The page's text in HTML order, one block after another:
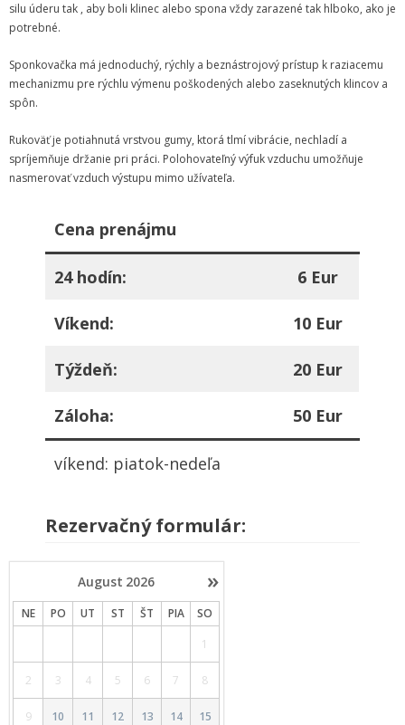
silu úderu tak , aby boli klinec alebo spona vždy zarazené tak hlboko, ako je
potrebné.
Sponkovačka má jednoduchý, rýchly a beznástrojový prístup k raziacemu
mechanizmu pre rýchlu výmenu poškodených alebo zaseknutých klincov a
spôn.
Rukoväť je potiahnutá vrstvou gumy, ktorá tlmí vibrácie, nechladí a
spríjemňuje držanie pri práci. Polohovateľný výfuk vzduchu umožňuje
nasmerovať vzduch výstupu mimo užívateľa.
Cena prenájmu
24 hodín: 6 Eur
Víkend: 10 Eur
Týždeň: 20 Eur
Záloha: 50 Eur
víkend: piatok-nedeľa
Rezervačný formulár:
»
August 2026
NE PO UT ST ŠT PIA
SO
1
2 3 4 5 6 7 8
9 10 11 12 13 14 15